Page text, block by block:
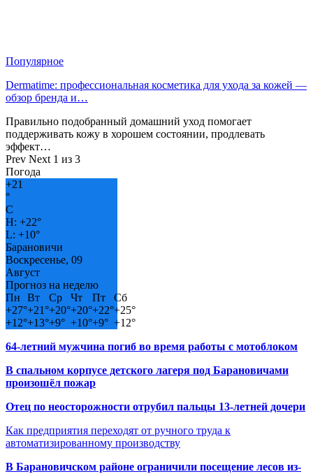
Популярное
Dermatime: профессиональная косметика для ухода за кожей —
обзор бренда и…
Правильно подобранный домашний уход помогает
поддерживать кожу в хорошем состоянии, продлевать
эффект…
Prev Next 1 из 3
Погода
+21
°
C
H: +22°
L: +10°
Барановичи
Воскресенье, 09
Август
Прогноз на неделю
Пн
Вт Ср Чт Пт
Сб
+27°+21°+20°+20°+22°+25°
+12°+13°+9° +10°+9° +12°
64-летний мужчина погиб во время работы с мотоблоком
В спальном корпусе детского лагеря под Барановичами
произошёл пожар
Отец по неосторожности отрубил пальцы 13-летней дочери
Как предприятия переходят от ручного труда к
автоматизированному производству
В Барановичском районе ограничили посещение лесов из-